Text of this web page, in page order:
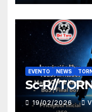
EVENTO NEWS
Sc-R//
19/02/2026